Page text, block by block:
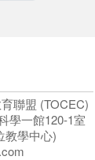
聯盟 (TOCEC)
學一館120-1室
教學中心)